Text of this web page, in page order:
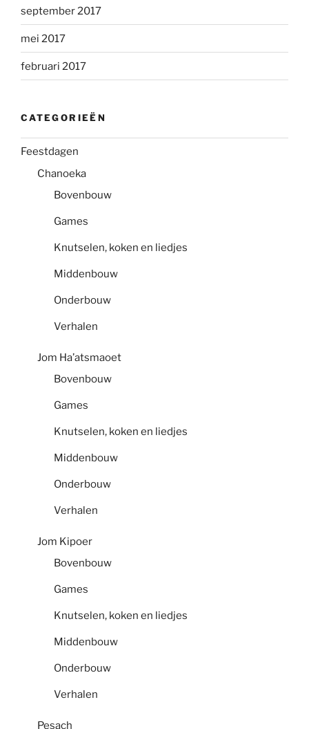
september 2017
mei 2017
februari 2017
CATEGORIEËN
Feestdagen
Chanoeka
Bovenbouw
Games
Knutselen, koken en liedjes
Middenbouw
Onderbouw
Verhalen
Jom Ha’atsmaoet
Bovenbouw
Games
Knutselen, koken en liedjes
Middenbouw
Onderbouw
Verhalen
Jom Kipoer
Bovenbouw
Games
Knutselen, koken en liedjes
Middenbouw
Onderbouw
Verhalen
Pesach